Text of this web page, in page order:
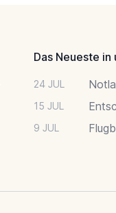
Das Neueste in
24 JUL
15 JUL
9 JUL